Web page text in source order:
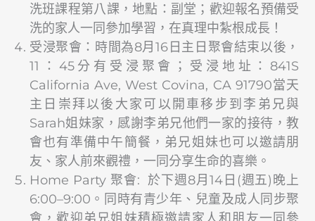
洗班課程第八課，地點：副堂；歡迎報名預備受
洗的家人一同參加學習，在真理中紮根成長！
受浸聚會：時間為8月16日主日聚會結束以後，
11：45分有受浸聚會；受浸地址：841S
California Ave, West Covina, CA 91790當天
主日崇拜以後大家可以開車移步到李弟兄與
Sarah姐妹家，感謝李弟兄他們一家的接待，教
會也有準備中午簡餐，弟兄姐妹也可以邀請朋
友、家人前來觀禮，一同分享生命的喜樂。
Home Party 聚會: 於下週8月14日(週五)晚上
6:00–9:00。同時有青少年、兒童及成人同步聚